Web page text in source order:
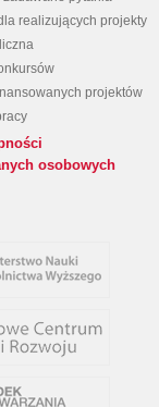
realizujących projekty
projektów
osobowych